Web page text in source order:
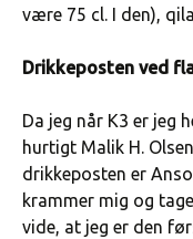
være 75 cl. I den),
Drikkeposten ved
Da jeg når K3 er jeg
hurtigt Malik H.
drikkeposten er
krammer mig og
vide, at jeg er den